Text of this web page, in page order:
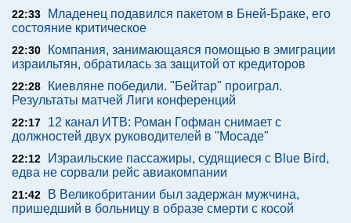
22:33
Младенец подавился пакетом в Бней-Браке, его
состояние критическое
22:30
Компания, занимающаяся помощью в эмиграции
израильтян, обратилась за защитой от кредиторов
22:28
Киевляне победили. "Бейтар" проиграл.
Результаты матчей Лиги конференций
22:17
12 канал ИТВ: Роман Гофман снимает с
должностей двух руководителей в "Мосаде"
22:12
Израильские пассажиры, судящиеся с Blue Bird,
едва не сорвали рейс авиакомпании
21:42
В Великобритании был задержан мужчина,
пришедший в больницу в образе смерти с косой